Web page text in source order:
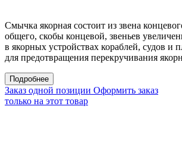
Смычка якорная состоит из звена
общего, скобы концевой, звеньев
в якорных устройствах кораблей, судов и
для предотвращения перекручивания
Подробнее
Заказ одной позиции Оформить заказ
только на этот товар